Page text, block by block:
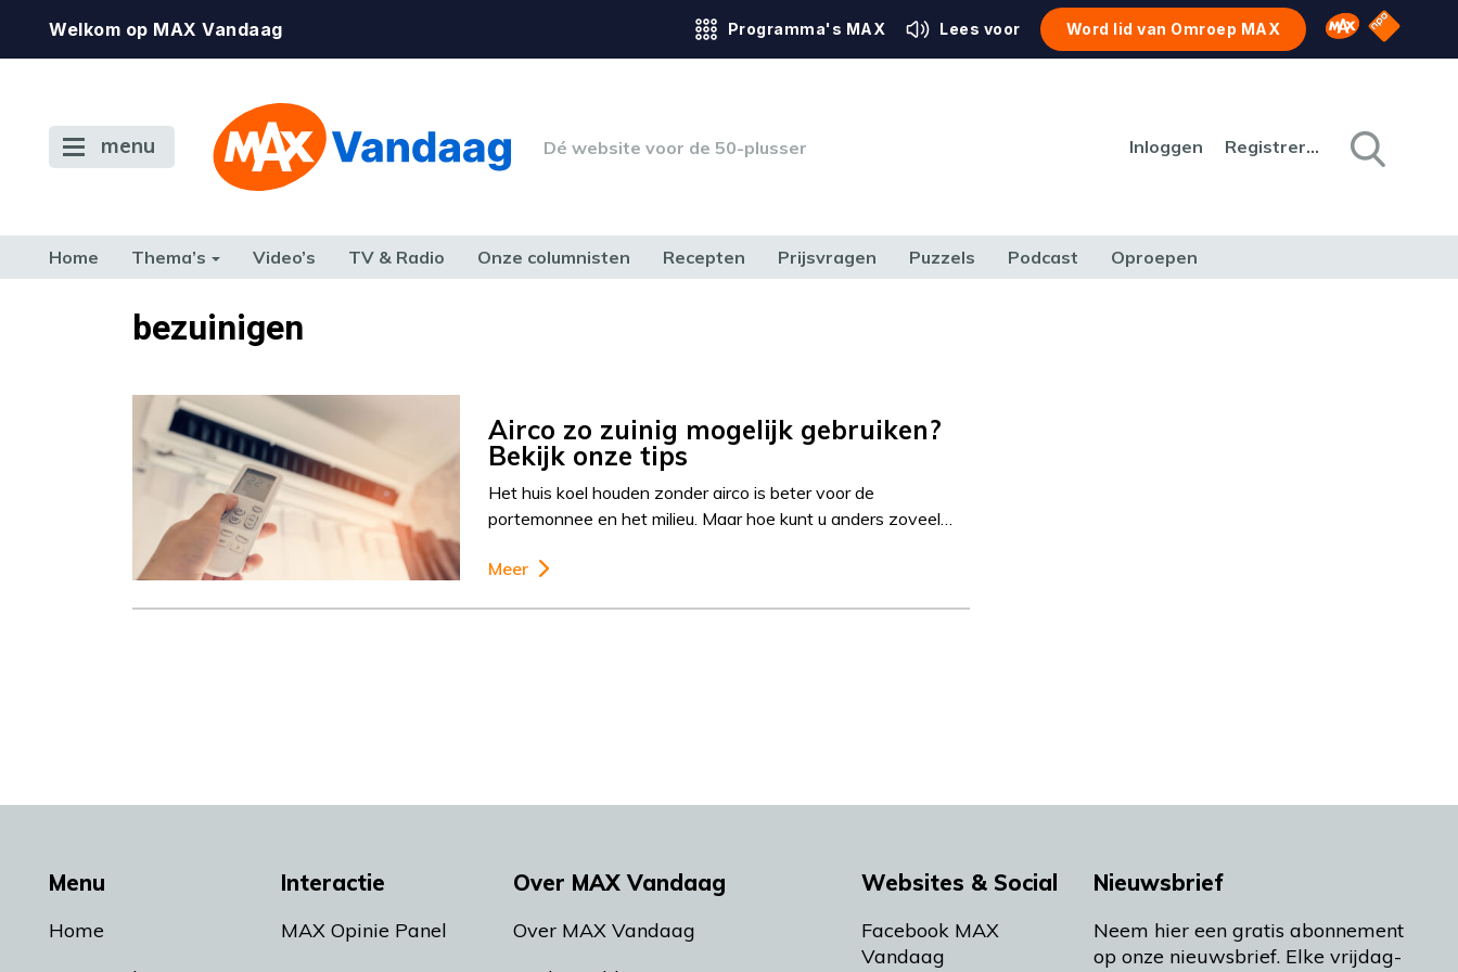
Welkom op MAX Vandaag Programma's MAX Lees voor Word lid van Omroep MAX Omroep MAX
NPO
menu Dé website voor de 50-plusser Inloggen Registreren
Home Thema’s Video’s TV & Radio Onze columnisten Recepten Prijsvragen Puzzels Podcast Oproepen
TERUG NAAR TOENbezuinigen
Airco zo zuinig mogelijk gebruiken?
Bekijk onze tips
Het huis koel houden zonder airco is beter voor de
portemonnee en het milieu. Maar hoe kunt u anders zoveel…
Meer
Menu
Home
Interactie
MAX Opinie Panel
Over MAX Vandaag
Over MAX Vandaag
Websites & Social
Facebook MAX
Vandaag
Nieuwsbrief
Neem hier een gratis abonnement
op onze nieuwsbrief. Elke vrijdag-